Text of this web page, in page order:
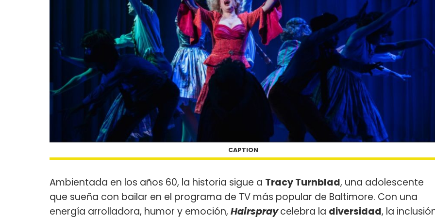
CAPTION
Ambientada en los años 60, la historia sigue a Tracy Turnblad, una adolescente
que sueña con bailar en el programa de TV más popular de Baltimore. Con una
energía arrolladora, humor y emoción, Hairspraycelebra la diversidad, la